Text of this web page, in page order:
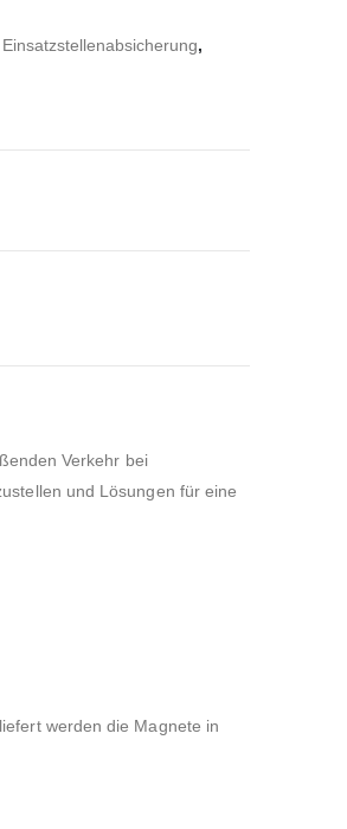
Einsatzstellenabsicherung,
Verkehr bei
und Lösungen für eine
werden die Magnete in